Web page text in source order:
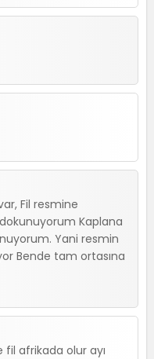
Fil resmine
Kaplana
Yani resmin
Bende tam ortasına
fil afrikada olur ayı